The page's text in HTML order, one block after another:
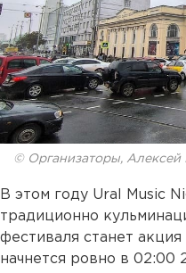
© Организаторы,
В этом году Ural Music
традиционно
фестиваля станет акция
начнется ровно в 02:00